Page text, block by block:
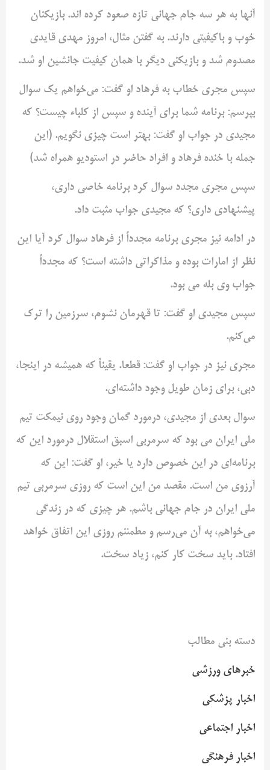
آنها به هر سه جام جهانی تازه صعود کرده اند. بازیکنان
خوب و باکیفیتی دارند. به گفتن مثال، امروز مهدی قایدی
مصدوم شد و بازیکنی دیگر با همان کیفیت جانشین او شد.
سپس مجری خطاب به فرهاد او گفت: می‌خواهم یک سوال
بپرسم: برنامه شما برای آینده و سپس از کلباء چیست؟ که
مجیدی در جواب او گفت: بهتر است چیزی نگویم. (این
جمله با خنده فرهاد و افراد حاضر در استودیو همراه شد)
سپس مجری مجدد سوال کرد برنامه خاصی داری،
پیشنهادی داری؟ که مجیدی جواب مثبت داد.
در ادامه نیز مجری برنامه مجدداً از فرهاد سوال کرد آیا این
نظر از امارات بوده و مذاکراتی داشته است؟ که مجدداً
جواب وی بله می بود.
سپس مجیدی او گفت: تا قهرمان نشوم، سرزمین را ترک
می‌کنم.
مجری نیز در جواب او گفت: قطعا. یقیناً که همیشه در اینجا،
دبی، برای زمان طویل وجود داشته‌ای.
سوال بعدی از مجیدی، درمورد گمان وجود روی نیمکت تیم
ملی ایران می بود که سرمربی اسبق استقلال درمورد این که
برنامه‌ای در این خصوص دارد یا خیر، او گفت: این که
آرزوی من است. مقصد من این است که روزی سرمربی تیم
ملی ایران در جام جهانی باشم. هر چیزی که در زندگی
می‌خواهم، به آن می‌رسم و مطمئنم روزی این اتفاق خواهد
افتاد. باید سخت کار کنم، زیاد سخت.
دسته بنی مطالب
خبرهای ورزشی
اخبار پزشکی
اخبار اجتماعی
اخبار فرهنگی